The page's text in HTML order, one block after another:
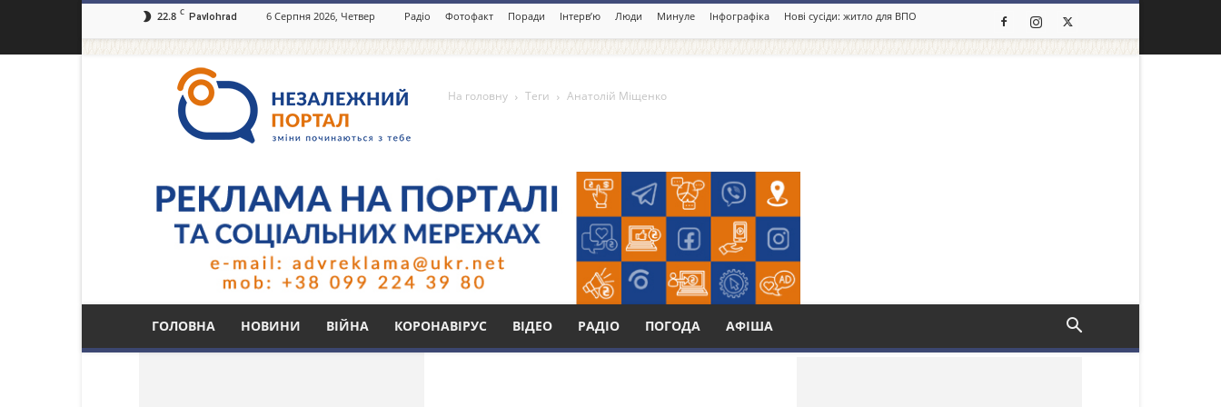
22.8 C Pavlohrad 6 Серпня 2026, Четвер Радіо Фотофакт Поради Інтерв’ю Люди Минуле Інфографіка Нові сусіди: житло для ВПО
портал
Павлоград.dp.ua
ГОЛОВНА НОВИНИ ВІЙНА КОРОНАВІРУС ВІДЕО РАДІО ПОГОДА АФІША
На головну Теги Анатолій Міщенко
Тег: Анатолій Міщенко